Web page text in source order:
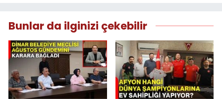
Bunlar da ilginizi çekebilir